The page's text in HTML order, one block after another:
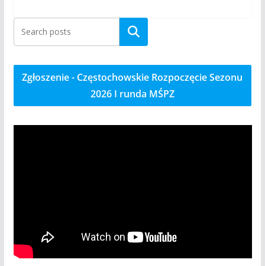
Szukaj
Zgłoszenie - Częstochowskie Rozpoczęcie Sezonu
2026 I runda MŚPZ